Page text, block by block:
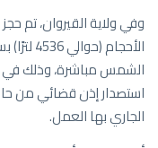
الشمس مباشرة، وذلك في
استصدار إذن قضائي من
الجاري بها العمل.